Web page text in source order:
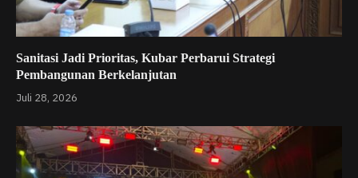
Sanitasi Jadi Prioritas, Kubar Perbarui Strategi
Pembangunan Berkelanjutan
Juli 28, 2026